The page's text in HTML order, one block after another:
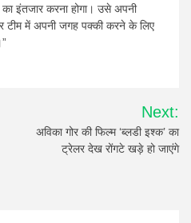
इंतजार करना होगा। उसे अपनी
टीम में अपनी जगह पक्की करने के लिए
Next:
अविका गोर की फिल्म ‘ब्लडी इश्क’ का
ट्रेलर देख रोंगटे खड़े हो जाएंगे